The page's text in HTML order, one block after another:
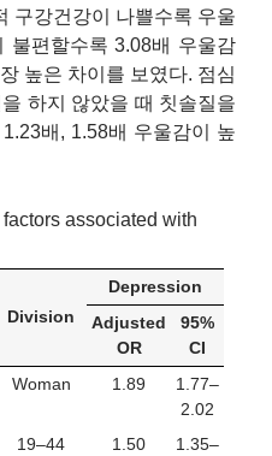
구강건강이 나쁠수록 우울
불편할수록 3.08배 우울감
높은 차이를 보였다. 점심
하지 않았을 때 칫솔질을
배, 1.58배 우울감이 높
associated with
Division
Depression
Adjusted
OR
95%
CI
Woman 1.89
1.77–
2.02
19–44 1.50
1.35–